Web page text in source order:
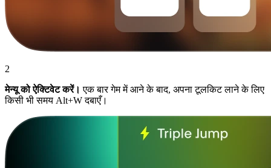
2
मेन्यू को ऐक्टिवेट करें। एक बार गेम में आने के बाद, अपना टूलकिट लाने के लिए
किसी भी समय Alt+W दबाएँ।